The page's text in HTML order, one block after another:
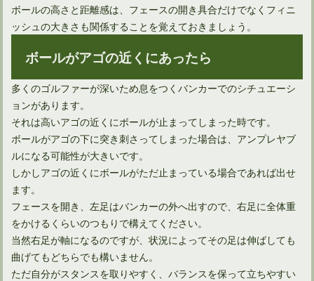
ボールの高さと距離感は、フェースの開き具合だけでなくフィニ
ッシュの大きさも関係することを覚えておきましょう。
ボールがアゴの近くにあったら
多くのゴルファーが深いため息をつくバンカーでのシチュエーシ
ョンがあります。
それは高いアゴの近くにボールが止まってしまった時です。
ボールがアゴの下に突き刺さってしまった場合は、アンプレヤブ
ルになる可能性が大きいです。
しかしアゴの近くにボールがただ止まっている場合であれば出せ
ます。
フェースを開き、左足はバンカーの外へ出すので、右足に全体重
をかけるくらいのつもりで構えてください。
当然右足が軸になるのですが、状況によってその足は伸ばしても
曲げてもどちらでも構いません。
ただ自分がスタンスを取りやすく、バランスを保って立ちやすい